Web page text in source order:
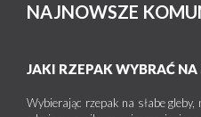
NAJNOWSZE
JAKI RZEPAK WYBRAĆ NA
Wybierając rzepak na słabe